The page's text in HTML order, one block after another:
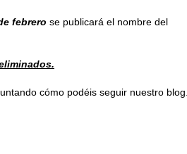
febrero se publicará el nombre del
cómo podéis seguir nuestro blog.